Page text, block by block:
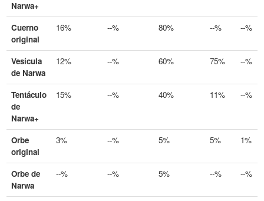
Narwa+
Cuerno
original
16% --% 80% --% --%
Vesícula
de Narwa
12% --% 60% 75% --%
Tentáculo
de
Narwa+
15% --% 40% 11% --%
Orbe
original
3% --% 5% 5% 1%
Orbe de
Narwa
--% --% 5% --% --%